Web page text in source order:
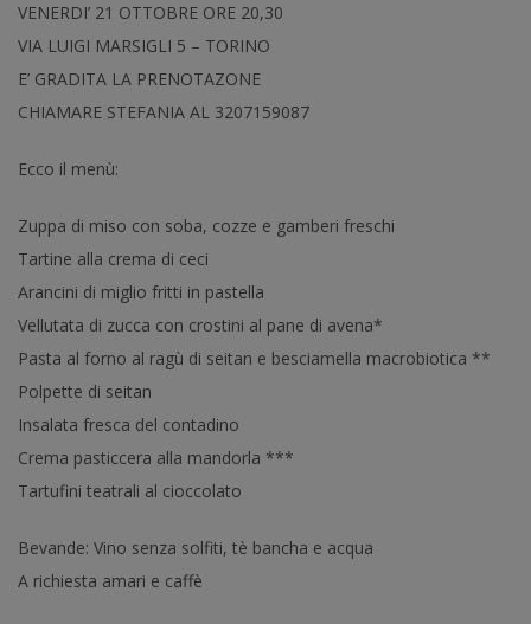
VENERDI’ 21 OTTOBRE ORE 20,30
VIA LUIGI MARSIGLI 5 – TORINO
E’ GRADITA LA PRENOTAZONE
CHIAMARE STEFANIA AL 3207159087
Ecco il menù:
Zuppa di miso con soba, cozze e gamberi freschi
Tartine alla crema di ceci
Arancini di miglio fritti in pastella
Vellutata di zucca con crostini al pane di avena*
Pasta al forno al ragù di seitan e besciamella macrobiotica **
Polpette di seitan
Insalata fresca del contadino
Crema pasticcera alla mandorla ***
Tartufini teatrali al cioccolato
Bevande: Vino senza solfiti, tè bancha e acqua
A richiesta amari e caffè